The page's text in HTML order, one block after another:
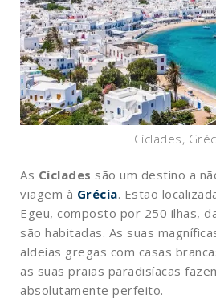
Cíclades,
As Cíclades são um destino a
viagem à Grécia. Estão
Egeu, composto por 250 ilhas,
são habitadas. As suas
aldeias gregas com casas
as suas praias paradisíacas
absolutamente perfeito.